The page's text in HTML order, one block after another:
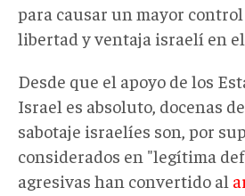
para causar un mayor
libertad y ventaja israelí en
Desde que el apoyo de los
Israel es absoluto, docenas
sabotaje israelíes son, por
considerados en "legítima
agresivas han convertido al